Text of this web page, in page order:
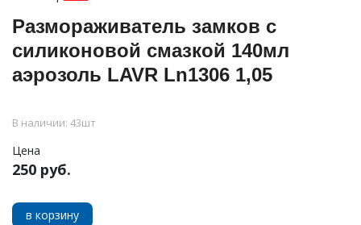
Размораживатель замков с
силиконовой смазкой 140мл
аэрозоль LAVR Ln1306 1,05
В наличии: 43шт
Цена
250 руб.
в корзину